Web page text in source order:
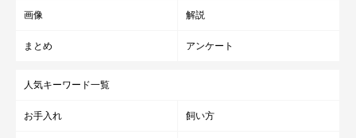
画像 解説
まとめ アンケート
人気キーワード一覧
お手入れ 飼い方